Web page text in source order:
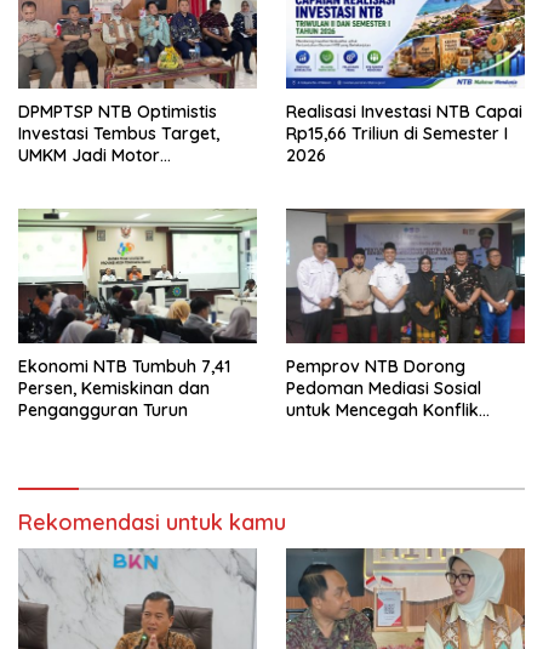
DPMPTSP NTB Optimistis
Investasi Tembus Target,
UMKM Jadi Motor
Realisasi Investasi NTB Capai
Rp15,66 Triliun di Semester I
2026
Ekonomi NTB Tumbuh 7,41
Persen, Kemiskinan dan
Pengangguran Turun
Pemprov NTB Dorong
Pedoman Mediasi Sosial
untuk Mencegah Konflik
Rekomendasi untuk kamu